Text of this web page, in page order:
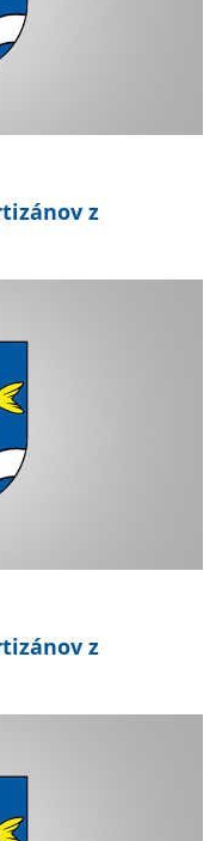
z
z